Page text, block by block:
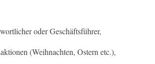
oder Geschäftsführer,
(Weihnachten, Ostern etc.),